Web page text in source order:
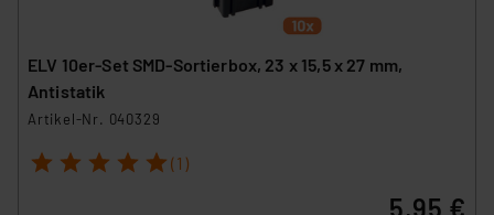
ELV 10er-Set SMD-Sortierbox, 23 x 15,5 x 27 mm,
Antistatik
Artikel-Nr. 040329
1 2 3 4 5 (1)
5,95 €